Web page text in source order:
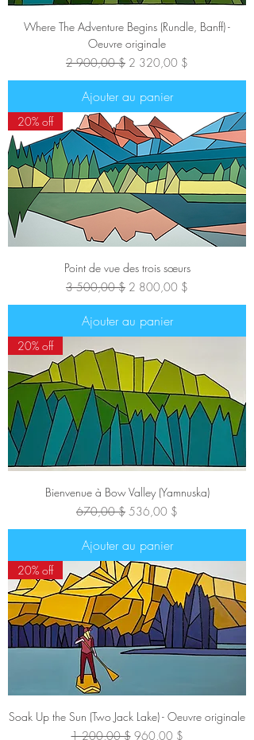
Where The Adventure Begins (Rundle, Banff) -
Oeuvre originale
Prix original
2 900,00 $ Prix promotionnel
2 320,00 $
Ajouter au panier
20% off
Point de vue des trois sœurs
Prix original
3 500,00 $ Prix promotionnel
2 800,00 $
Ajouter au panier
20% off
Bienvenue à Bow Valley (Yamnuska)
Prix original
670,00 $ Prix promotionnel
536,00 $
Ajouter au panier
20% off
Soak Up the Sun (Two Jack Lake) - Oeuvre originale
Prix original
1 200,00 $ Prix promotionnel
960,00 $